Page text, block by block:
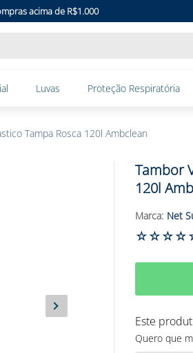
acima de R$1.000
Luvas Proteção Respiratória
Tampa Rosca 120l Ambclean
Tambor
120l
Net
☆☆☆☆
Este
Quero que